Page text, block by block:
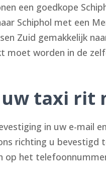
een goedkope
Schiphol met een
Zuid gemakkelijk
moet worden in de
taxi rit
in uw e-mail
richting u bevestigd
op het